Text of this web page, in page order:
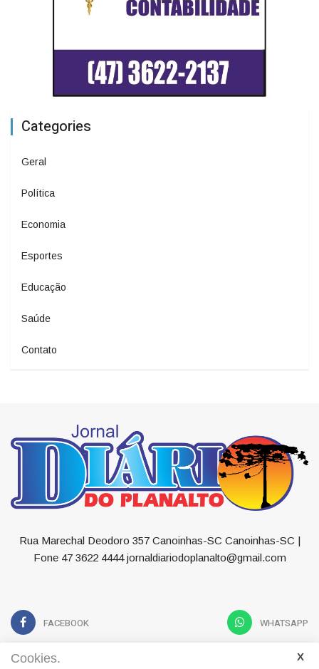
Categories
Geral
Política
Economia
Esportes
Educação
Saúde
Contato
Rua Marechal Deodoro 357 Canoinhas-SC Canoinhas-SC |
Fone 47 3622 4444 jornaldiariodoplanalto@gmail.com
FACEBOOK WHATSAPP
Cookies.